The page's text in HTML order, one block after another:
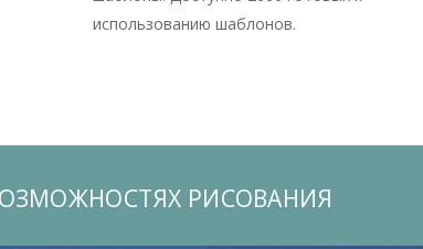
использованию шаблонов.
РИСОВАНИЯ